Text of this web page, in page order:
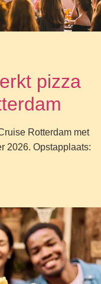
pizza
Rotterdam met
2026. Opstapplaats: